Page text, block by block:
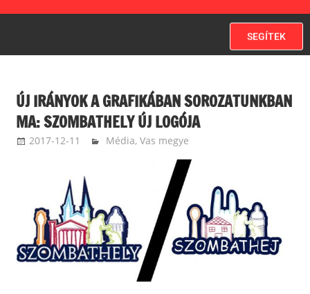
SEGÍTEK
ÚJ IRÁNYOK A GRAFIKÁBAN SOROZATUNKBAN
MA: SZOMBATHELY ÚJ LOGÓJA
2017-12-11 kovacsandrea
Média, Vas megye